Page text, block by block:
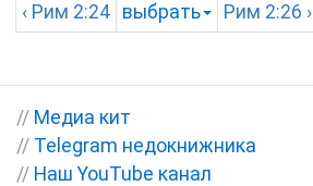
‹ Рим 2:24 выбрать Рим 2:26 ›
// Медиа кит
// Telegram недокнижника
// Наш YouTube канал